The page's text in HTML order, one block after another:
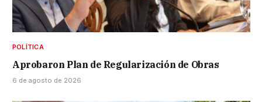
POLÍTICA
Aprobaron Plan de Regularización de Obras
6 de agosto de 2026